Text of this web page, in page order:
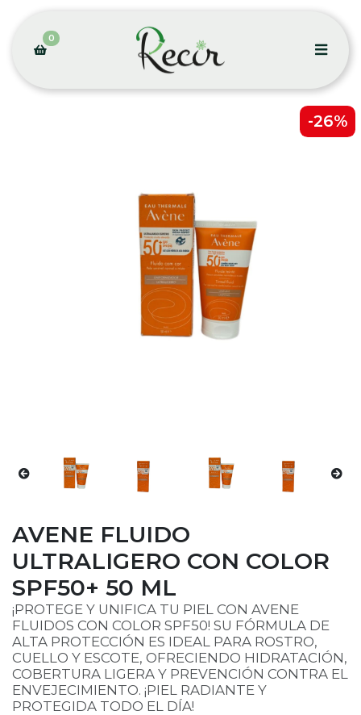
0
-26%
AVENE FLUIDO
ULTRALIGERO CON COLOR
SPF50+ 50 ML
¡PROTEGE Y UNIFICA TU PIEL CON AVENE
FLUIDOS CON COLOR SPF50! SU FÓRMULA DE
ALTA PROTECCIÓN ES IDEAL PARA ROSTRO,
CUELLO Y ESCOTE, OFRECIENDO HIDRATACIÓN,
COBERTURA LIGERA Y PREVENCIÓN CONTRA EL
ENVEJECIMIENTO. ¡PIEL RADIANTE Y
PROTEGIDA TODO EL DÍA!